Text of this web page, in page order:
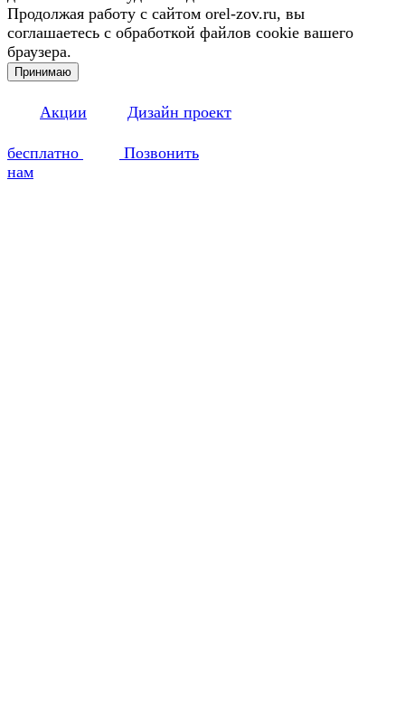
Продолжая работу с сайтом orel-zov.ru, вы
соглашаетесь с обработкой файлов cookie вашего
браузера.
Принимаю
Акции Дизайн проект
бесплатно
Позвонить
нам